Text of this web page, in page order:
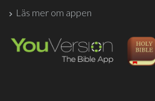
Läs mer om appen